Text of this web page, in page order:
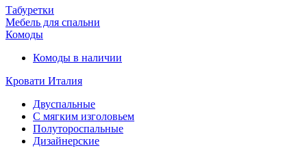
Табуретки
Мебель для спальни
Комоды
Комоды в наличии
Кровати Италия
Двуспальные
С мягким изголовьем
Полутороспальные
Дизайнерские